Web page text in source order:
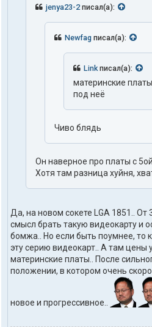
jenya23-2 писал(а):
Newfag писал(а):
Link писал(а):
материнские
под неё
Чиво блядь
Он наверное про платы с
Хотя там разница хуйня,
Да, на новом сокете LGA 1851.. От
смысл брать такую видеокарту и
бомжа.. Но если быть поумнее, то
эту серию видеокарт.. А там цены
материнские платы.. После
положении, в котором очень
новое и прогрессивное..